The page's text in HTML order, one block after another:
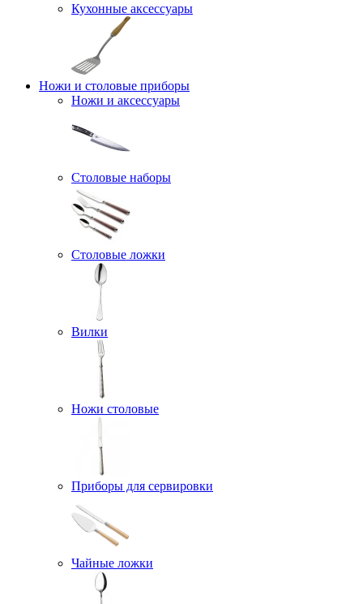
Кухонные аксессуары
Ножи и столовые приборы
Ножи и аксессуары
Столовые наборы
Столовые ложки
Вилки
Ножи столовые
Приборы для сервировки
Чайные ложки